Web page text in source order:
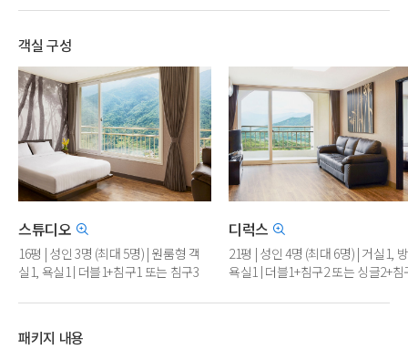
객실 구성
스튜디오
16평 | 성인 3명 (최대 5명) | 원룸형 객
실1, 욕실1 | 더블1+침구1 또는 침구3
디럭스
21평 | 성인 4명 (최대 6명) | 거실1,
욕실1 | 더블1+침구2 또는 싱글2+침
패키지 내용